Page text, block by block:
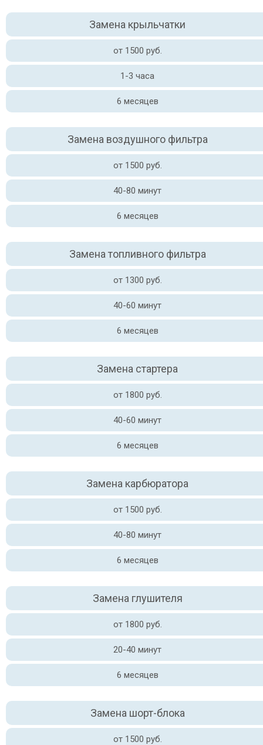
Замена крыльчатки
от 1500 руб.
1-3 часа
6 месяцев
Замена воздушного фильтра
от 1500 руб.
40-80 минут
6 месяцев
Замена топливного фильтра
от 1300 руб.
40-60 минут
6 месяцев
Замена стартера
от 1800 руб.
40-60 минут
6 месяцев
Замена карбюратора
от 1500 руб.
40-80 минут
6 месяцев
Замена глушителя
от 1800 руб.
20-40 минут
6 месяцев
Замена шорт-блока
от 1500 руб.